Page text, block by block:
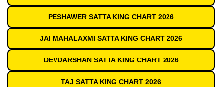
PESHAWER SATTA KING CHART 2026
JAI MAHALAXMI SATTA KING CHART 2026
DEVDARSHAN SATTA KING CHART 2026
TAJ SATTA KING CHART 2026